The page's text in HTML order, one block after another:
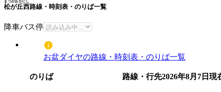
松が丘西
まつがおかにし
路線・時刻表・のりば一覧
降車バス停
お盆ダイヤの路線・時刻表・のりば一覧
のりば 路線・行先2026年8月7日 現